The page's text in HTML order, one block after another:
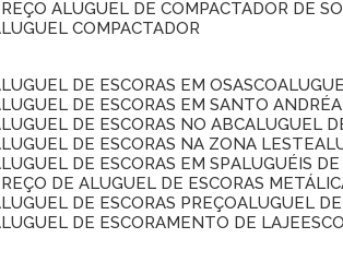
PREÇO ALUGUEL DE COMPACTADOR DE
ALUGUEL COMPACTADOR
ALUGUEL DE ESCORAS EM OSASCO
ALUGUEL DE ESCORAS EM SANTO ANDRÉ
ALUGUEL DE ESCORAS NO ABC ALUGUEL
ALUGUEL DE ESCORAS NA ZONA LESTE
ALUGUEL DE ESCORAS EM SP ALUGUÉIS
PREÇO DE ALUGUEL DE ESCORAS
ALUGUEL DE ESCORAS PREÇO ALUGUEL
ALUGUEL DE ESCORAMENTO DE LAJE